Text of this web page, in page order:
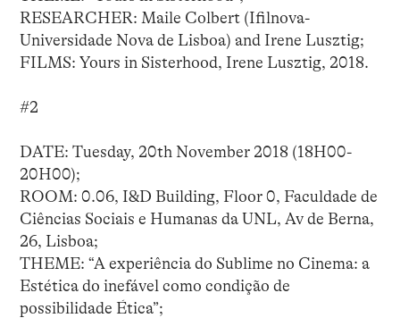
RESEARCHER: Maile Colbert (Ifilnova-
Universidade Nova de Lisboa) and Irene Lusztig;
FILMS: Yours in Sisterhood, Irene Lusztig, 2018.
#2
DATE: Tuesday, 20th November 2018 (18H00-
20H00);
ROOM: 0.06, I&D Building, Floor 0, Faculdade de
Ciências Sociais e Humanas da UNL, Av de Berna,
26, Lisboa;
THEME: “A experiência do Sublime no Cinema: a
Estética do inefável como condição de
possibilidade Ética”;